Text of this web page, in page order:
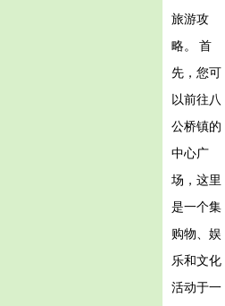
旅游攻
略。 首
先，您可
以前往八
公桥镇的
中心广
场，这里
是一个集
购物、娱
乐和文化
活动于一